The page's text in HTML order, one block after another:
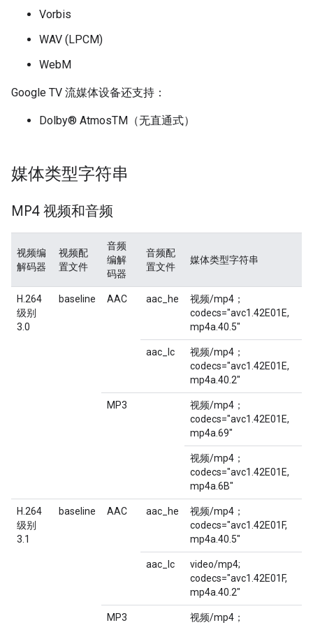
Vorbis
WAV (LPCM)
WebM
Google TV 流媒体设备还支持：
Dolby® AtmosTM（无直通式）
媒体类型字符串
MP4 视频和音频
视频编
解码器
视频配
置文件
音频
编解
码器
音频配
置文件
媒体类型字符串
H.264
级别
3.0
baseline AAC aac_he
视频/mp4；
codecs="avc1.42E01E,
mp4a.40.5"
aac_lc
视频/mp4；
codecs="avc1.42E01E,
mp4a.40.2"
MP3
视频/mp4；
codecs="avc1.42E01E,
mp4a.69"
视频/mp4；
codecs="avc1.42E01E,
mp4a.6B"
H.264
级别
3.1
baseline AAC aac_he
视频/mp4；
codecs="avc1.42E01F,
mp4a.40.5"
aac_lc
video/mp4;
codecs="avc1.42E01F,
mp4a.40.2"
MP3
视频/mp4；